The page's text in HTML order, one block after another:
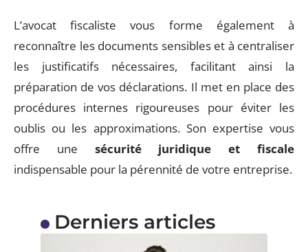
L’avocat fiscaliste vous forme également à
reconnaître les documents sensibles et à centraliser
les justificatifs nécessaires, facilitant ainsi la
préparation de vos déclarations. Il met en place des
procédures internes rigoureuses pour éviter les
oublis ou les approximations. Son expertise vous
offre une sécurité juridique et fiscale
indispensable pour la pérennité de votre entreprise.
Derniers articles